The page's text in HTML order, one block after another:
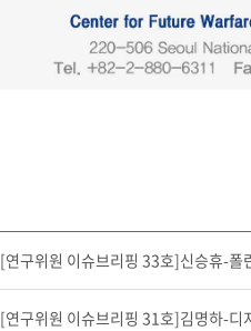
[연구위원 이슈브리핑 33호]신승휴-폴
[연구위원 이슈브리핑 31호]김명하-디